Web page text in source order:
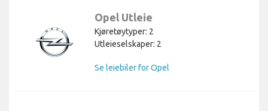
Opel Utleie
Kjøretøytyper: 2
Utleieselskaper: 2
Se leiebiler for Opel